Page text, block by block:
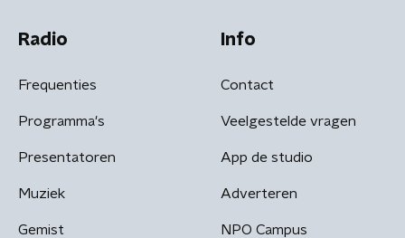
Radio
Frequenties
Programma's
Presentatoren
Muziek
Gemist
Info
Contact
Veelgestelde vragen
App de studio
Adverteren
NPO Campus